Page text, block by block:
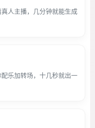
人主播，几分钟就能生成
乐加转场，十几秒就出一